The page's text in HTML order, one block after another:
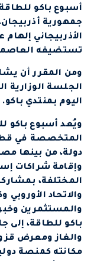
أسبوع باكو
جمهورية
الأذربيجاني
تستضيفه العاصمة باكو
ومن المقرر أن
الجلسة الوزارية
اليوم بمنتدي باكو.
ويُعد أسبوع باكو
دولة، من بينها
وإقامة شراكات
المختلفة،
والاتحاد
والمستثمرين
باكو للطاقة، إلى
والغاز ومعرض
مكانته كمنصة